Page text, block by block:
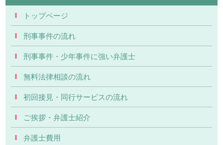
トップページ
刑事事件の流れ
刑事事件・少年事件に強い弁護士
無料法律相談の流れ
初回接見・同行サービスの流れ
ご挨拶・弁護士紹介
弁護士費用